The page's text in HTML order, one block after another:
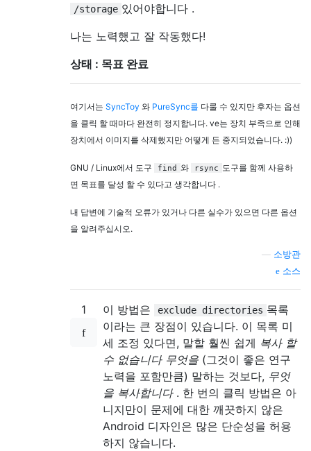
/storage 있어야합니다 .
나는 노력했고 잘 작동했다!
상태 : 목표 완료
여기서는 SyncToy 와 PureSync를 다룰 수 있지만 후자는 옵션
을 클릭 할 때마다 완전히 정지합니다. ve는 장치 부족으로 인해
장치에서 이미지를 삭제했지만 어떻게 든 중지되었습니다. :))
GNU / Linux에서 도구 find 와 rsync 도구를 함께 사용하
면 목표를 달성 할 수 있다고 생각합니다 .
내 답변에 기술적 오류가 있거나 다른 실수가 있으면 다른 옵션
을 알려주십시오.
소방관
소스
1 이 방법은 exclude directories 목록
이라는 큰 장점이 있습니다. 이 목록 미
세 조정 있다면, 말할 훨씬 쉽게 복사 할
수 없습니다 무엇을 (그것이 좋은 연구
노력을 포함만큼) 말하는 것보다, 무엇
을 복사합니다. 한 번의 클릭 방법은 아
니지만이 문제에 대한 깨끗하지 않은
Android 디자인은 많은 단순성을 허용
하지 않습니다.